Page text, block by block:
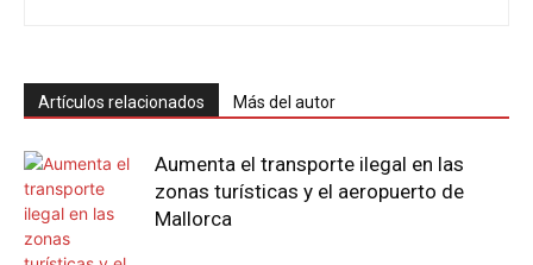
Artículos relacionados Más del autor
Aumenta el transporte ilegal en las
zonas turísticas y el aeropuerto de
Mallorca